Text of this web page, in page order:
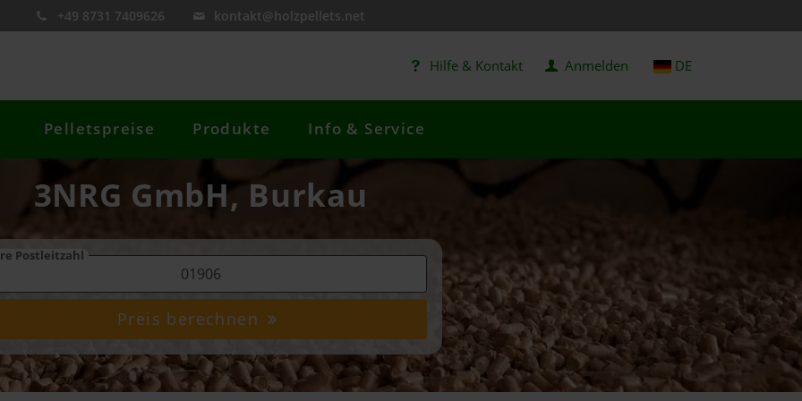
+49 8731 7409626 kontakt@holzpellets.net
Hilfe & Kontakt Anmelden DE
Pelletspreise Produkte Info & Service
3NRG GmbH, Burkau
Postleitzahl
Preis berechnen